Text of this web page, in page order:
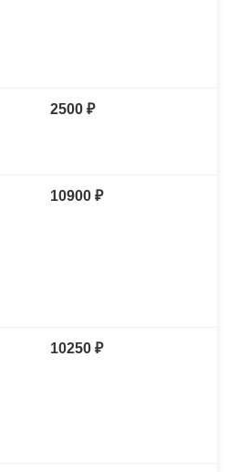
2500 ₽
10900 ₽
10250 ₽